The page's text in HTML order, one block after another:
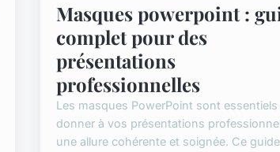
Masques powerpoint :
complet pour des
présentations
professionnelles
Les masques PowerPoint sont
donner à vos présentations
une allure cohérente et soignée. Ce guide